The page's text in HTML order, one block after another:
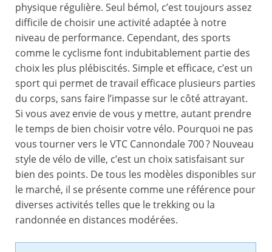
physique régulière. Seul bémol, c’est toujours assez
difficile de choisir une activité adaptée à notre
niveau de performance. Cependant, des sports
comme le cyclisme font indubitablement partie des
choix les plus plébiscités. Simple et efficace, c’est un
sport qui permet de travail efficace plusieurs parties
du corps, sans faire l’impasse sur le côté attrayant.
Si vous avez envie de vous y mettre, autant prendre
le temps de bien choisir votre vélo. Pourquoi ne pas
vous tourner vers le VTC Cannondale 700 ? Nouveau
style de vélo de ville, c’est un choix satisfaisant sur
bien des points. De tous les modèles disponibles sur
le marché, il se présente comme une référence pour
diverses activités telles que le trekking ou la
randonnée en distances modérées.